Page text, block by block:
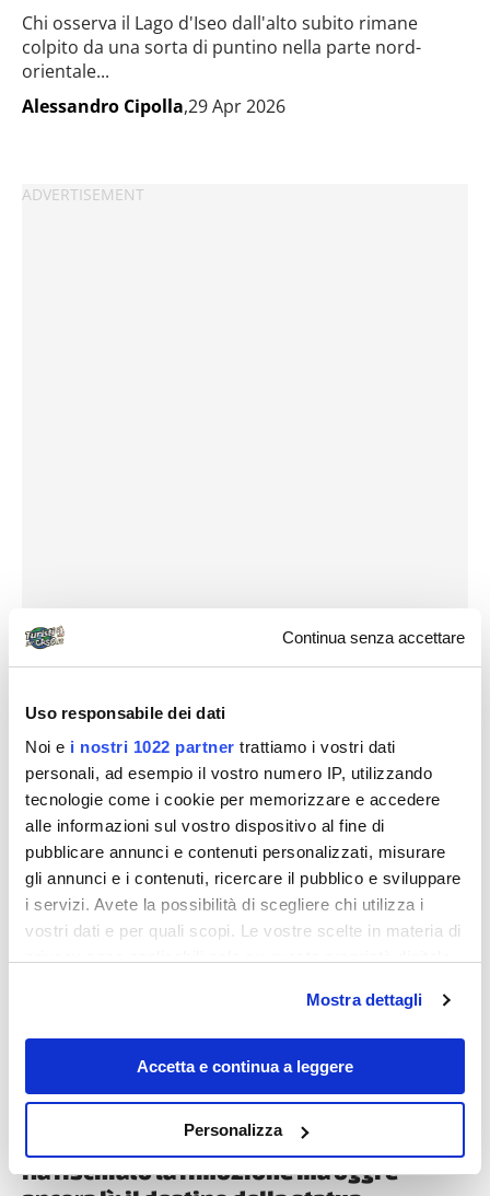
Continua senza accettare
Uso responsabile dei dati
Noi e i nostri 1022 partner trattiamo i vostri dati
personali, ad esempio il vostro numero IP, utilizzando
tecnologie come i cookie per memorizzare e accedere
alle informazioni sul vostro dispositivo al fine di
pubblicare annunci e contenuti personalizzati, misurare
gli annunci e i contenuti, ricercare il pubblico e sviluppare
i servizi. Avete la possibilità di scegliere chi utilizza i
vostri dati e per quali scopi. Le vostre scelte in materia di
modificare o revocare il proprio consenso in qualsiasi
momento dalla Dichiarazione sui cookie o facendo clic
sull'icona di attivazione della privacy.
raccogliere informazioni sulla tua posizione
geografica, con un'approssimazione di qualche
Mostra dettagli
Accetta e continua a leggere
Personalizza
Chi osserva il Lago d'Iseo dall'alto subito rimane
colpito da una sorta di puntino nella parte nord-
orientale...
Alessandro Cipolla,29 Apr 2026
Destinazioni
Ha rischiato la rimozione ma oggi è